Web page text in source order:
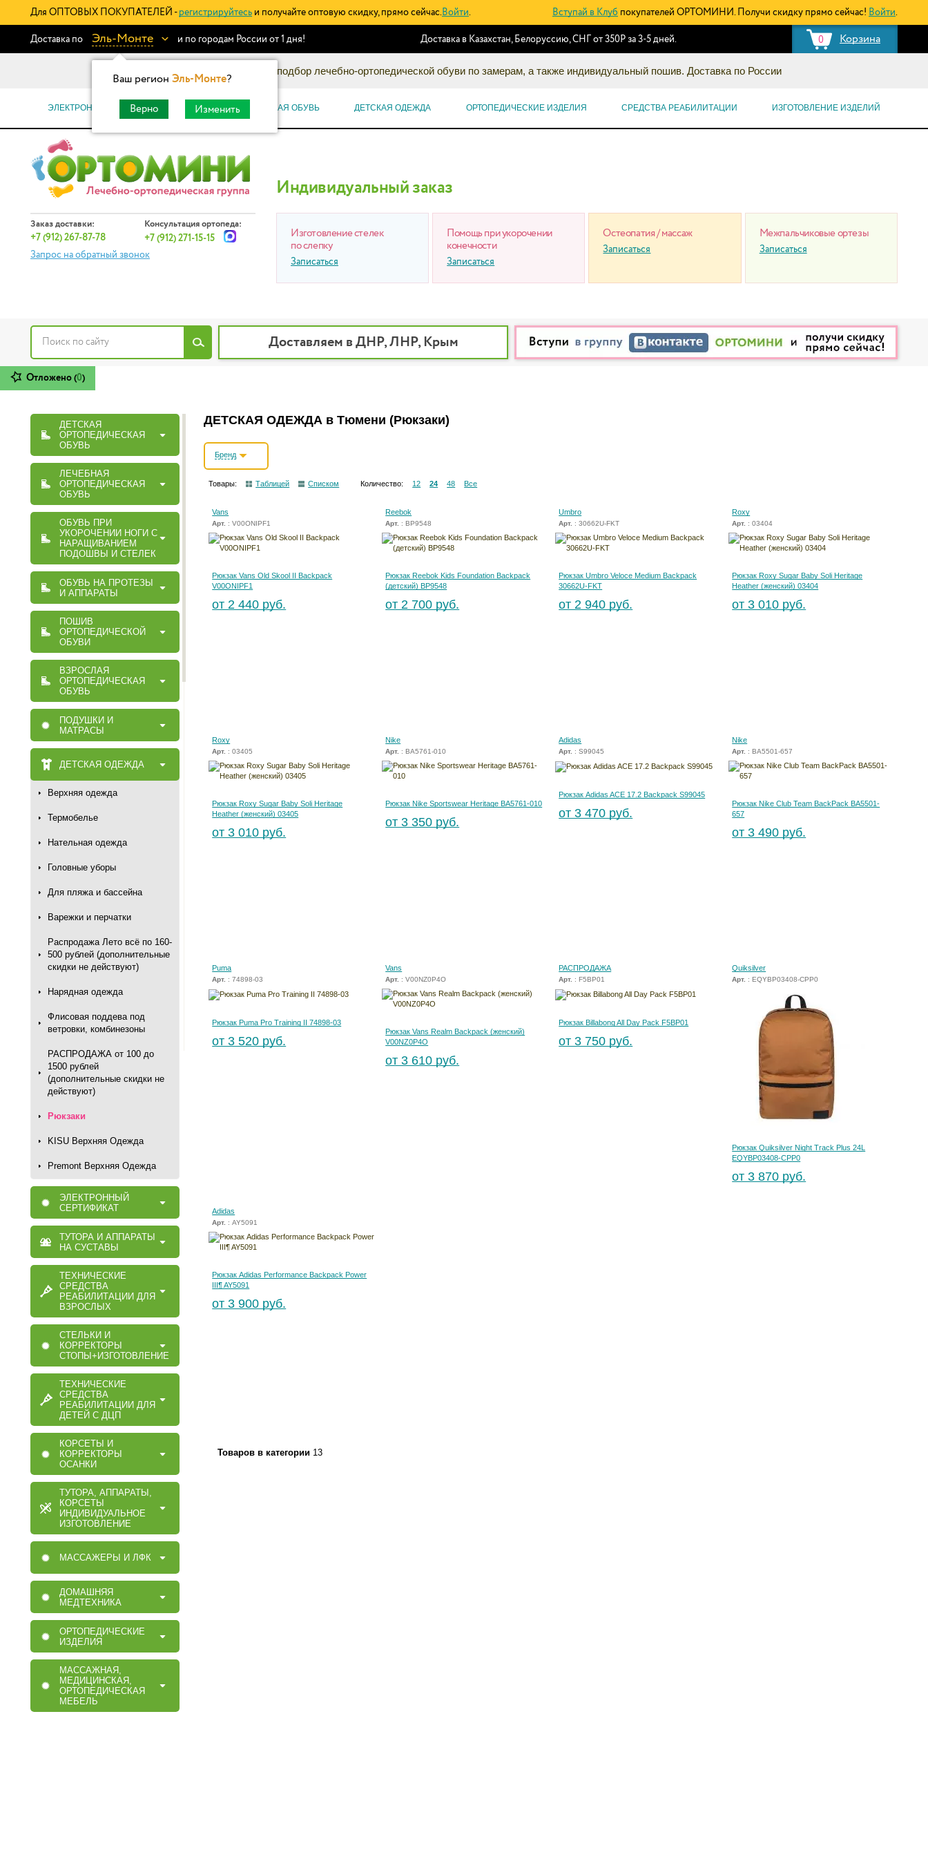
Для ОПТОВЫХ ПОКУПАТЕЛЕЙ - регистрируйтесь и получайте оптовую скидку, прямо сейчас.Войти. Вступай в Клуб покупателей ОРТОМИНИ. Получи скидку прямо сейчас! Войти.
Доставка по Эль-Монте
Ваш регион Эль-Монте?
Верно Изменить
и по городам России от 1 дня! 0 Корзина
Доставка в Казахстан, Белоруссию, СНГ от 350Р за 3-5 дней.
Информационный каталог: подбор лечебно-ортопедической обуви по замерам, а также индивидуальный пошив. Доставка по России
ЭЛЕКТРОННЫЕ СЕРТИФИКАТЫ ОРТОПЕДИЧЕСКАЯ ОБУВЬ ДЕТСКАЯ ОДЕЖДА ОРТОПЕДИЧЕСКИЕ ИЗДЕЛИЯ СРЕДСТВА РЕАБИЛИТАЦИИ ИЗГОТОВЛЕНИЕ ИЗДЕЛИЙ
Заказ доставки:
+7 (912) 267-87-78
Консультация ортопеда:
+7 (912) 271-15-15
Запрос на обратный звонок
Индивидуальный заказ
Изготовление стелек
по слепку
Записаться
Помощь при укорочении
конечности
Записаться
Остеопатия / массаж
Записаться
Межпальчиковые ортезы
Записаться
Доставляем в ДНР, ЛНР, Крым
Отложено (0)
ДЕТСКАЯ
ОРТОПЕДИЧЕСКАЯ
ОБУВЬ
ЛЕЧЕБНАЯ
ОРТОПЕДИЧЕСКАЯ
ОБУВЬ
ОБУВЬ ПРИ
УКОРОЧЕНИИ НОГИ С
НАРАЩИВАНИЕМ
ПОДОШВЫ И СТЕЛЕК
ОБУВЬ НА ПРОТЕЗЫ
И АППАРАТЫ
ПОШИВ
ОРТОПЕДИЧЕСКОЙ
ОБУВИ
ВЗРОСЛАЯ
ОРТОПЕДИЧЕСКАЯ
ОБУВЬ
ПОДУШКИ И
МАТРАСЫ
ДЕТСКАЯ ОДЕЖДА
Верхняя одежда
Термобелье
Нательная одежда
Головные уборы
Для пляжа и бассейна
Варежки и перчатки
Распродажа Лето всё по 160-
500 рублей (дополнительные
скидки не действуют)
Нарядная одежда
Флисовая поддева под
ветровки, комбинезоны
РАСПРОДАЖА от 100 до
1500 рублей
(дополнительные скидки не
действуют)
Рюкзаки
KISU Верхняя Одежда
Premont Верхняя Одежда
ЭЛЕКТРОННЫЙ
СЕРТИФИКАТ
ТУТОРА И АППАРАТЫ
НА СУСТАВЫ
ТЕХНИЧЕСКИЕ
СРЕДСТВА
РЕАБИЛИТАЦИИ ДЛЯ
ВЗРОСЛЫХ
СТЕЛЬКИ И
КОРРЕКТОРЫ
СТОПЫ+ИЗГОТОВЛЕНИЕ
ТЕХНИЧЕСКИЕ
СРЕДСТВА
РЕАБИЛИТАЦИИ ДЛЯ
ДЕТЕЙ С ДЦП
КОРСЕТЫ И
КОРРЕКТОРЫ
ОСАНКИ
ТУТОРА, АППАРАТЫ,
КОРСЕТЫ
ИНДИВИДУАЛЬНОЕ
ИЗГОТОВЛЕНИЕ
МАССАЖЕРЫ И ЛФК
ДОМАШНЯЯ
МЕДТЕХНИКА
ОРТОПЕДИЧЕСКИЕ
ИЗДЕЛИЯ
МАССАЖНАЯ,
МЕДИЦИНСКАЯ,
ОРТОПЕДИЧЕСКАЯ
МЕБЕЛЬ
ДЕТСКАЯ ОДЕЖДА в Тюмени(Рюкзаки)
Бренд
Товары: Таблицей Списком Количество: 12 24 48 Все
Vans
Арт. : V00ONIPF1
Рюкзак Vans Old Skool II Backpack
V00ONIPF1
от 2 440 руб.
Reebok
Арт. : BP9548
Рюкзак Reebok Kids Foundation Backpack
(детский) BP9548
от 2 700 руб.
Umbro
Арт. : 30662U-FKT
Рюкзак Umbro Veloce Medium Backpack
30662U-FKT
от 2 940 руб.
Roxy
Арт. : 03404
Рюкзак Roxy Sugar Baby Soli Heritage
Heather (женский) 03404
от 3 010 руб.
Roxy
Арт. : 03405
Рюкзак Roxy Sugar Baby Soli Heritage
Heather (женский) 03405
от 3 010 руб.
Nike
Арт. : BA5761-010
Рюкзак Nike Sportswear Heritage BA5761-010
от 3 350 руб.
Adidas
Арт. : S99045
Рюкзак Adidas ACE 17.2 Backpack S99045
от 3 470 руб.
Nike
Арт. : BA5501-657
Рюкзак Nike Club Team BackPack BA5501-
657
от 3 490 руб.
Puma
Арт. : 74898-03
Рюкзак Puma Pro Training II 74898-03
от 3 520 руб.
Vans
Арт. : V00NZ0P4O
Рюкзак Vans Realm Backpack (женский)
V00NZ0P4O
от 3 610 руб.
РАСПРОДАЖА
Арт. : F5BP01
Рюкзак Billabong All Day Pack F5BP01
от 3 750 руб.
Quiksilver
Арт. : EQYBP03408-CPP0
Рюкзак Quiksilver Night Track Plus 24L
EQYBP03408-CPP0
от 3 870 руб.
Adidas
Арт. : AY5091
Рюкзак Adidas Performance Backpack Power
III¶ AY5091
от 3 900 руб.
Товаров в категории 13